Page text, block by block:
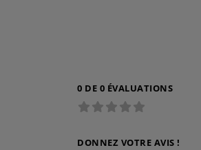
0 DE 0 ÉVALUATIONS
DONNEZ VOTRE AVIS !